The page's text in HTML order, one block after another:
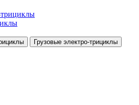
Грузовые электро‑трициклы